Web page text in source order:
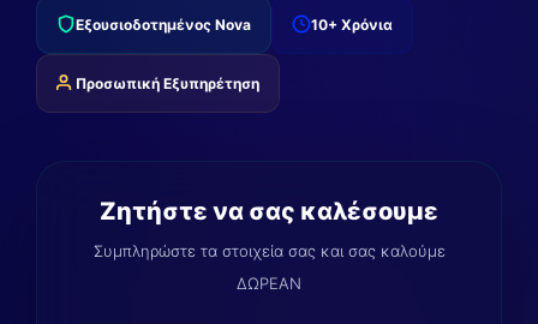
Εξουσιοδοτημένος Nova 10+ Χρόνια
Προσωπική Εξυπηρέτηση
Ζητήστε να σας καλέσουμε
Συμπληρώστε τα στοιχεία σας και σας καλούμε
ΔΩΡΕΑΝ